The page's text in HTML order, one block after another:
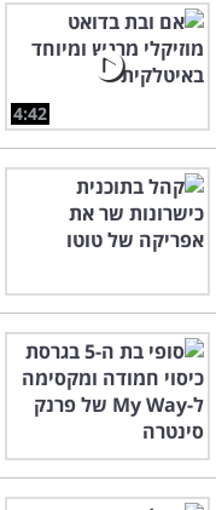
4:42